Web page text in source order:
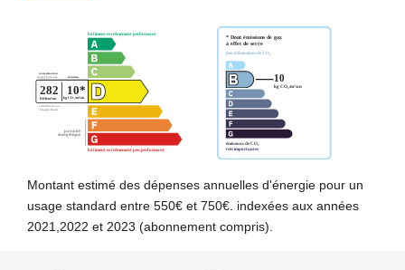
Montant estimé des dépenses annuelles d'énergie pour un
usage standard entre 550€ et 750€. indexées aux années
2021,2022 et 2023 (abonnement compris).